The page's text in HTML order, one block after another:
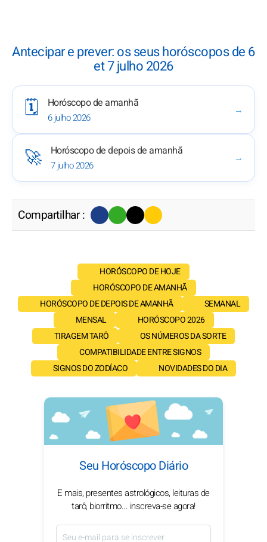
Antecipar e prever: os seus horóscopos de 6
et 7 julho 2026
🗓️ Horóscopo de amanhã
6 julho 2026
→
🚀 Horóscopo de depois de amanhã
7 julho 2026
→
Compartilhar :
HORÓSCOPO DE HOJE
HORÓSCOPO DE AMANHÃ
HORÓSCOPO DE DEPOIS DE AMANHÃ
SEMANAL
MENSAL
HORÓSCOPO 2026
TIRAGEM TARÔ
OS NÚMEROS DA SORTE
COMPATIBILIDADE ENTRE SIGNOS
SIGNOS DO ZODÍACO
NOVIDADES DO DIA
Seu Horóscopo Diário
E mais, presentes astrológicos, leituras de
tarô, biorritmo... inscreva-se agora!